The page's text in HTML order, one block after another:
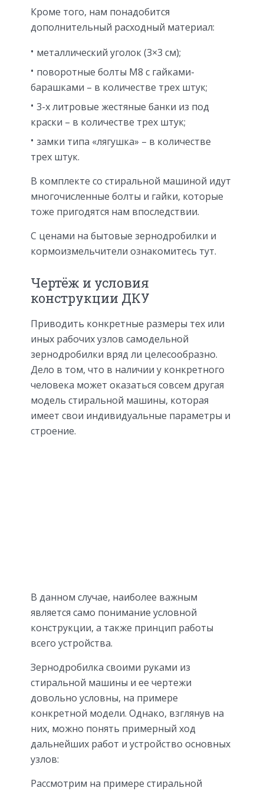
Кроме того, нам понадобится
дополнительный расходный материал:
металлический уголок (3×3 см);
поворотные болты M8 с гайками-
барашками – в количестве трех штук;
3-х литровые жестяные банки из под
краски – в количестве трех штук;
замки типа «лягушка» – в количестве
трех штук.
В комплекте со стиральной машиной идут
многочисленные болты и гайки, которые
тоже пригодятся нам впоследствии.
С ценами на бытовые зернодробилки и
кормоизмельчители ознакомитесь тут.
Чертёж и условия
конструкции ДКУ
Приводить конкретные размеры тех или
иных рабочих узлов самодельной
зернодробилки вряд ли целесообразно.
Дело в том, что в наличии у конкретного
человека может оказаться совсем другая
модель стиральной машины, которая
имеет свои индивидуальные параметры и
строение.
В данном случае, наиболее важным
является само понимание условной
конструкции, а также принцип работы
всего устройства.
Зернодробилка своими руками из
стиральной машины и ее чертежи
довольно условны, на примере
конкретной модели. Однако, взглянув на
них, можно понять примерный ход
дальнейших работ и устройство основных
узлов:
Рассмотрим на примере стиральной